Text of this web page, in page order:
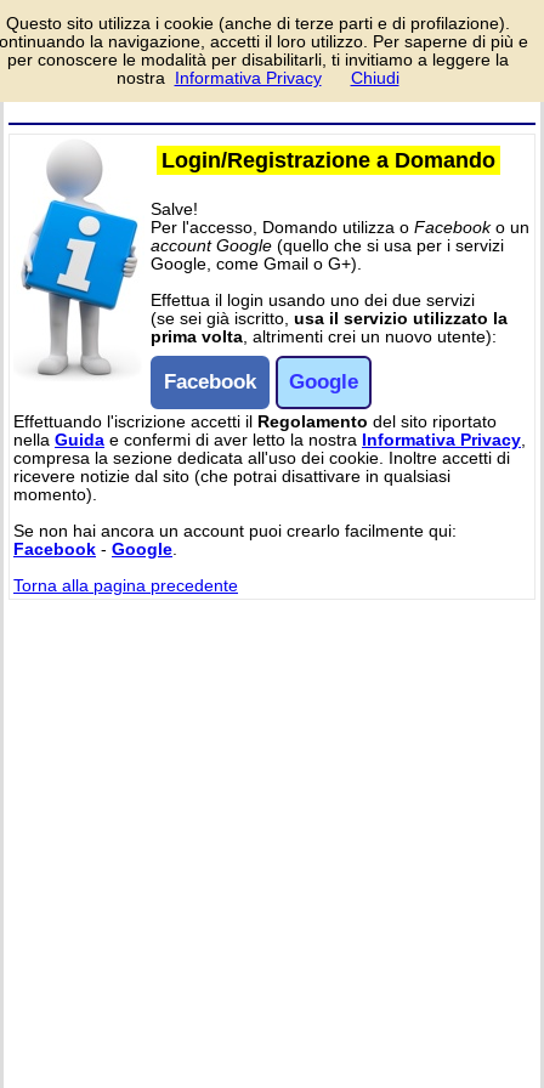
Pagina di
login/registrazione al
sito Domando, per
partecipare alle attività del sito. Per l'accesso è richiesto un account
Login/Registrazione a Domando
Salve!
Per l'accesso, Domando utilizza o Facebooko un
account Google (quello che si usa per i servizi
Google, come Gmail o G+).
Effettua il login usando uno dei due servizi
(se sei già iscritto, usa il servizio utilizzato la
prima volta , altrimenti crei un nuovo utente):
Facebook Google
Effettuando l'iscrizione accetti il Regolamento del sito riportato
nella Guida e confermi di aver letto la nostra Informativa Privacy
compresa la sezione dedicata all'uso dei cookie. Inoltre accetti di
ricevere notizie dal sito (che potrai disattivare in qualsiasi
momento).
Se non hai ancora un account puoi crearlo facilmente qui:
Facebook - Google
Torna alla pagina precedente
Questo sito utilizza i cookie (anche di terze parti e di profilazione).
la navigazione, accetti il loro utilizzo. Per saperne di più e
per conoscere le modalità per disabilitarli, ti invitiamo a leggere la
nostra
Informativa Privacy Chiudi